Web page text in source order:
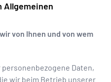
Allgemeinen
von Ihnen und von wem
Daten,
wir beim Betrieb unserer